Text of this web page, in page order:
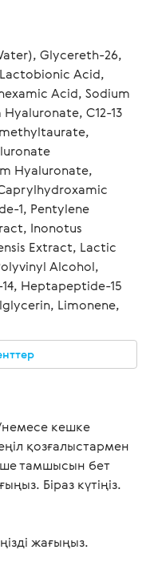
Glycereth-26,
Acid,
Acid, Sodium
C12-13
Hyaluronate,
1, Pentylene
Inonotus
Extract, Lactic
Alcohol,
Heptapeptide-15
Limonene,
немесе кешке
қозғалыстармен
тамшысын бет
Біраз күтіңіз.
жағыңыз.